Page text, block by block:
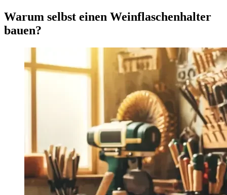
Warum selbst einen Weinflaschenhalter
bauen?